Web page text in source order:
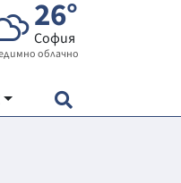
26°
София
облачно